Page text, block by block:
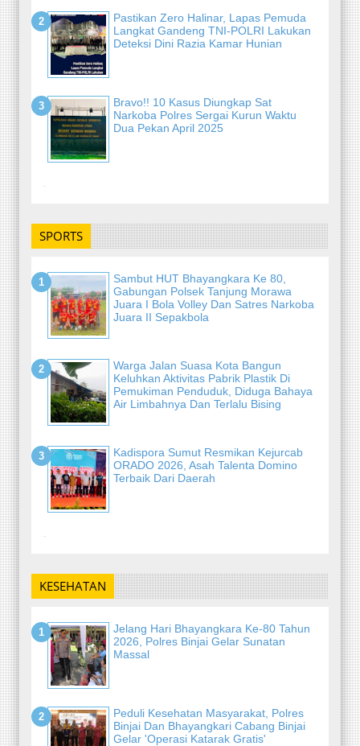
Pastikan Zero Halinar, Lapas Pemuda
Langkat Gandeng TNI-POLRI Lakukan
Deteksi Dini Razia Kamar Hunian
Bravo!! 10 Kasus Diungkap Sat
Narkoba Polres Sergai Kurun Waktu
Dua Pekan April 2025
-
SPORTS
Sambut HUT Bhayangkara Ke 80,
Gabungan Polsek Tanjung Morawa
Juara I Bola Volley Dan Satres Narkoba
Juara II Sepakbola
Warga Jalan Suasa Kota Bangun
Keluhkan Aktivitas Pabrik Plastik Di
Pemukiman Penduduk, Diduga Bahaya
Air Limbahnya Dan Terlalu Bising
Kadispora Sumut Resmikan Kejurcab
ORADO 2026, Asah Talenta Domino
Terbaik Dari Daerah
-
KESEHATAN
Jelang Hari Bhayangkara Ke-80 Tahun
2026, Polres Binjai Gelar Sunatan
Massal
Peduli Kesehatan Masyarakat, Polres
Binjai Dan Bhayangkari Cabang Binjai
Gelar 'Operasi Katarak Gratis'